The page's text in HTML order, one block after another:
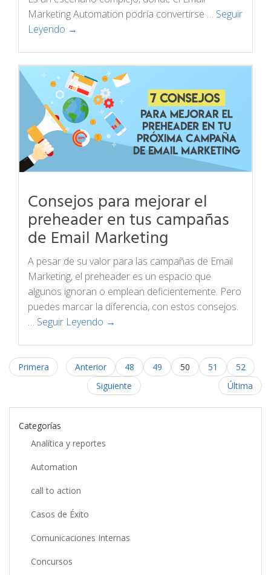
Marketing Automation podría convertirse … Seguir
Leyendo →
Consejos para mejorar el
preheader en tus campañas
de Email Marketing
A pesar de su valor para las campañas de Email
Marketing, el preheader es un espacio que
algunos ignoran o emplean deficientemente. Pero
puedes marcar la diferencia, con estos consejos.
… Seguir Leyendo →
Primera Anterior 48 49 50 51
52
Siguiente
Última
Categorías
Analítica y reportes
Automation
call to action
Casos de Éxito
Comunicaciones Internas
Concursos